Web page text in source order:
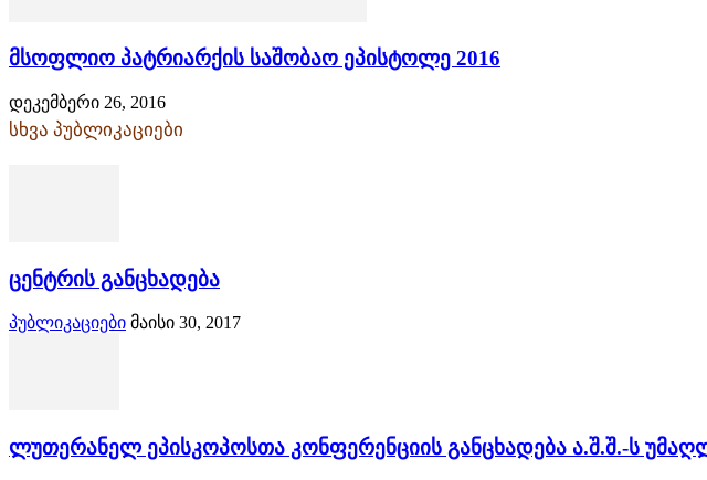
მსოფლიო პატრიარქის საშობაო ეპისტოლე 2016
დეკემბერი 26, 2016
სხვა პუბლიკაციები
ცენტრის განცხადება
პუბლიკაციები მაისი 30, 2017
ლუთერანელ ეპისკოპოსთა კონფერენციის განცხადება ა.შ.შ.-ს